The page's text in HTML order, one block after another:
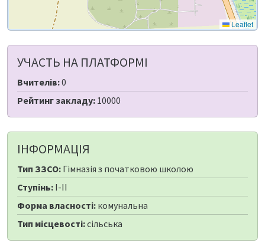
Leaflet
УЧАСТЬ НА ПЛАТФОРМІ
Вчителів:0
Рейтинг закладу: 10000
ІНФОРМАЦІЯ
Тип ЗЗСО: Гімназія з початковою школою
Ступінь: I-II
Форма власності: комунальна
Тип місцевості:сільська